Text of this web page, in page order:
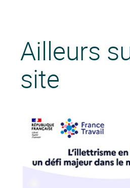
Ailleurs
site